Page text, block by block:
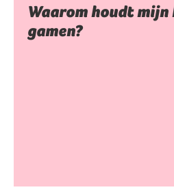
Waarom houdt mijn
gamen?